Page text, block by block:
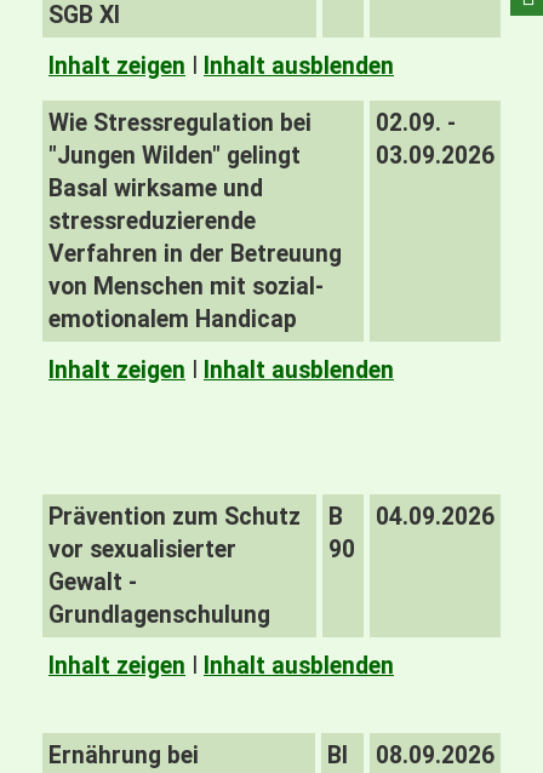
SGB XI
Inhalt zeigen Inhalt ausblenden
Wie Stressregulation bei
"Jungen Wilden" gelingt
Basal wirksame und
stressreduzierende
Verfahren in der Betreuung
von Menschen mit sozial-
emotionalem Handicap
02.09. -
03.09.2026
Inhalt zeigen Inhalt ausblenden
Prävention zum Schutz
vor sexualisierter
Gewalt -
Grundlagenschulung
B
90
04.09.2026
Inhalt zeigen Inhalt ausblenden
Ernährung bei
BI
08.09.2026